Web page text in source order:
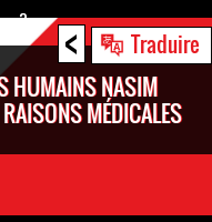
< Traduire
HUMAINS NASIM
MÉDICALES
?